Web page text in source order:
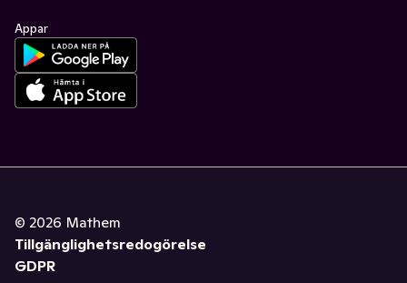
Appar
© 2026 Mathem
Tillgänglighetsredogörelse
GDPR